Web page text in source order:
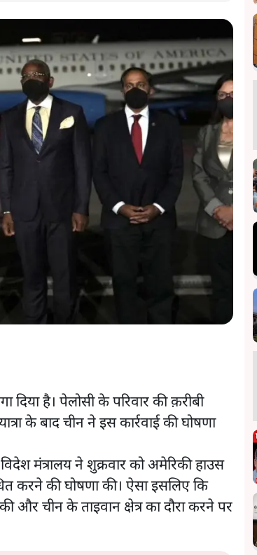
दिया है। पेलोसी के परिवार की क़रीबी
के बाद चीन ने इस कार्रवाई की घोषणा
मंत्रालय ने शुक्रवार को अमेरिकी हाउस
करने की घोषणा की। ऐसा इसलिए कि
और चीन के ताइवान क्षेत्र का दौरा करने पर